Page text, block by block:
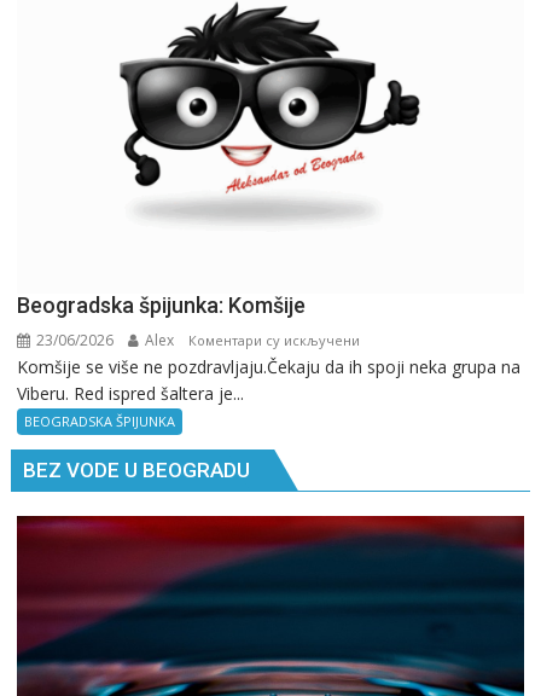
Beogradska špijunka: Komšije
23/06/2026 Alex Коментари су искључени
Beogradska
Komšije se više ne pozdravljaju.Čekaju da ih spoji neka grupa na
Viberu. Red ispred šaltera je...
BEOGRADSKA ŠPIJUNKA
BEZ VODE U BEOGRADU